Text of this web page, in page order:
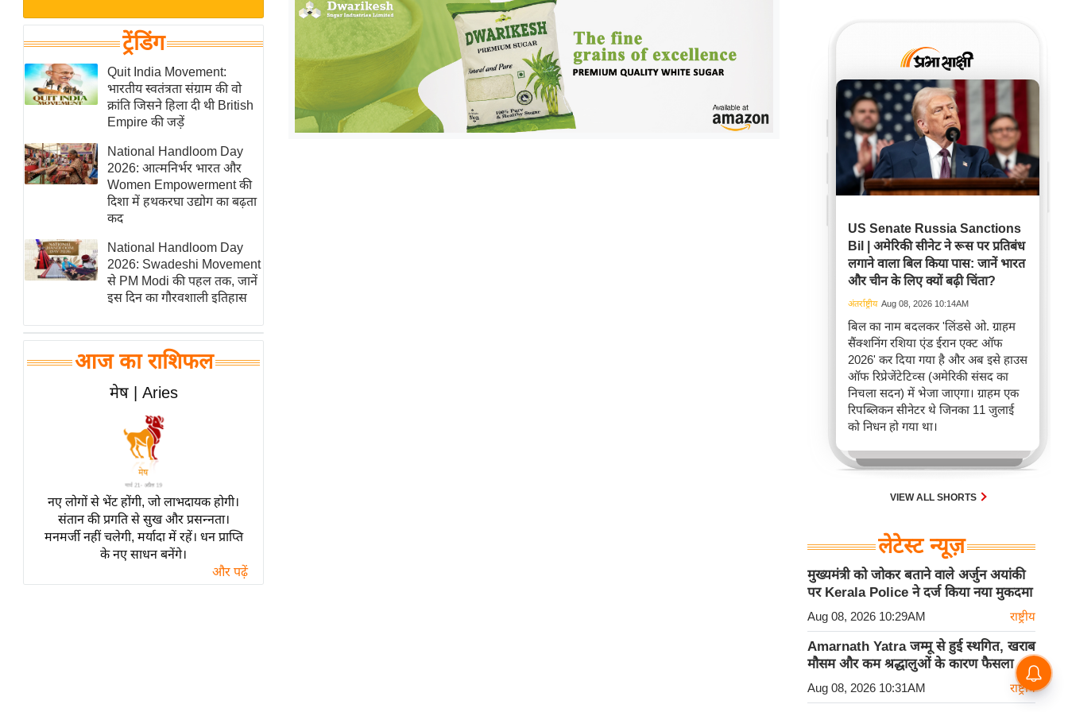
News
Hindi
Videos
खेल
क्रिकेट
IPL
2026
ई-पेपर
मिसाल बेमिसाल
शख्सियत
यंग इंडिया
साहित्य जगत
ऑटो वर्ल्ड
न्यूज ब्रीफ
बॉलीवुड
हॉलीवुड
फिल्म समीक्षा
लाइफस्टाइल
टेक्नॉलॉजी
ब्यूटी/फैशन
घरेलू नुस्खे
पर्यटन स्थल
फिटनेस मंत्रा
ट्रेंडिंग
Quit India Movement:
भारतीय स्वतंत्रता संग्राम की वो
क्रांति जिसने हिला दी थी British
Empire की जड़ें
National Handloom Day
2026: आत्मनिर्भर भारत और
Women Empowerment की
दिशा में हथकरघा उद्योग का बढ़ता
कद
National Handloom Day
2026: Swadeshi Movement
से PM Modi की पहल तक, जानें
इस दिन का गौरवशाली इतिहास
आज का राशिफल
मेष | Aries
नए लोगों से भेंट होंगी, जो लाभदायक होगी।
संतान की प्रगति से सुख और प्रसन्नता।
मनमर्जी नहीं चलेगी, मर्यादा में रहें। धन प्राप्ति
के नए साधन बनेंगे।
और पढ़ें
US Senate Russia Sanctions
Bil | अमेरिकी सीनेट ने रूस पर प्रतिबंध
लगाने वाला बिल किया पास: जानें भारत
और चीन के लिए क्यों बढ़ी चिंता?
अंतर्राष्ट्रीय Aug 08, 2026 10:14AM
बिल का नाम बदलकर 'लिंडसे ओ. ग्राहम
सैंक्शनिंग रशिया एंड ईरान एक्ट ऑफ
2026' कर दिया गया है और अब इसे हाउस
ऑफ रिप्रेजेंटेटिव्स (अमेरिकी संसद का
निचला सदन) में भेजा जाएगा। ग्राहम एक
रिपब्लिकन सीनेटर थे जिनका 11 जुलाई
को निधन हो गया था।
VIEW ALL SHORTS
लेटेस्ट न्यूज़
मुख्यमंत्री को जोकर बताने वाले अर्जुन अयांकी
पर Kerala Police ने दर्ज किया नया मुकदमा
Aug 08, 2026 10:29AM राष्ट्रीय
Amarnath Yatra जम्मू से हुई स्थगित, खराब
मौसम और कम श्रद्धालुओं के कारण फैसला
Aug 08, 2026 10:31AM राष्ट्रीय